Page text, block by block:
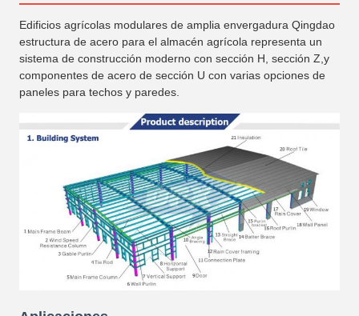
Edificios agrícolas modulares de amplia envergadura Qingdao
estructura de acero para el almacén agrícola representa un
sistema de construcción moderno con sección H, sección Z,y
componentes de acero de sección U con varias opciones de
paneles para techos y paredes.